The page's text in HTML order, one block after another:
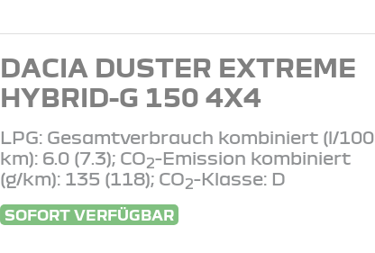
DACIA DUSTER EXTREME
HYBRID-G 150 4X4
LPG: Gesamtverbrauch kombiniert (l/100
km): 6.0 (7.3); CO2-Emission kombiniert
(g/km): 135 (118); CO2-Klasse: D
SOFORT VERFÜGBAR